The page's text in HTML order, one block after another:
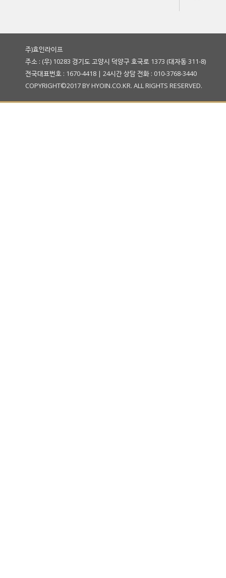
주)효인라이프
주소 : (우) 10283 경기도 고양시 덕양구 호국로 1373 (대자동 311-8)
전국대표번호 : 1670-4418 | 24시간 상담 전화 : 010-3768-3440
COPYRIGHT©2017 BY HYOIN.CO.KR. ALL RIGHTS RESERVED.